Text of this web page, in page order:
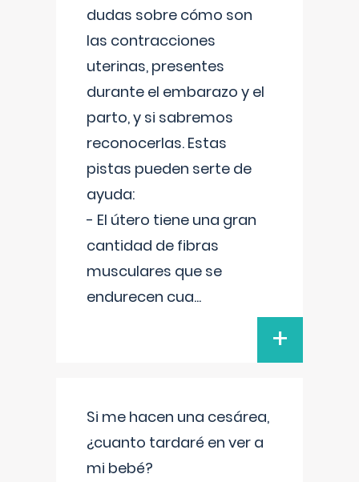
dudas sobre cómo son
las contracciones
uterinas, presentes
durante el embarazo y el
parto, y si sabremos
reconocerlas. Estas
pistas pueden serte de
ayuda:
- El útero tiene una gran
cantidad de fibras
musculares que se
endurecen cua...
+
Si me hacen una cesárea,
¿cuanto tardaré en ver a
mi bebé?